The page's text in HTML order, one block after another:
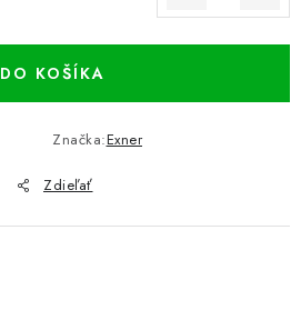
DO KOŠÍKA
Značka:Exner
Zdieľať